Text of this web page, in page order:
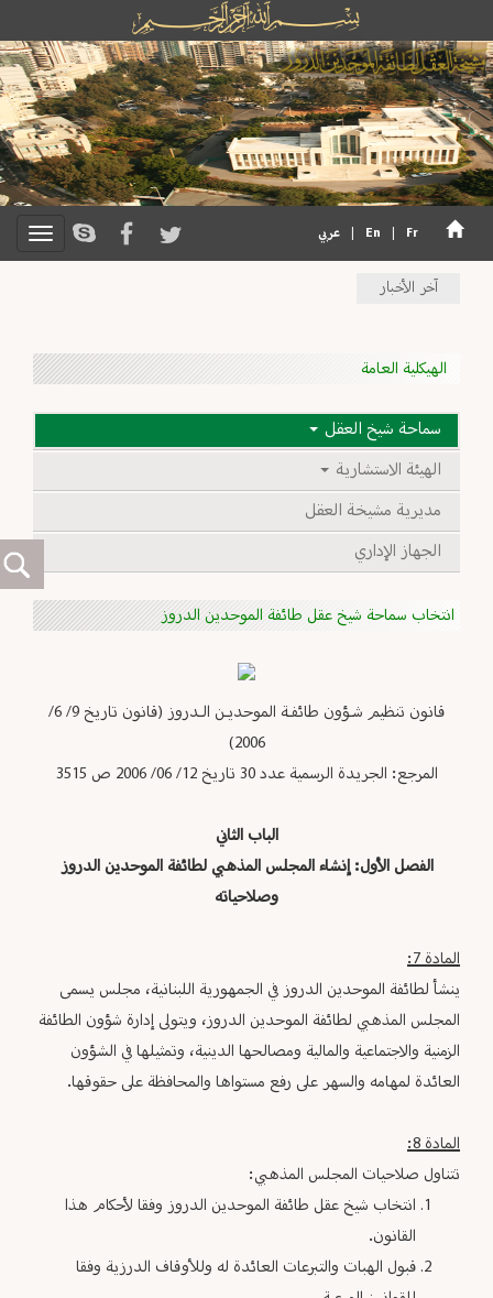
En Fr عربي
آخر الأخبار
الهيكلية العامة
سماحة شيخ العقل
الهيئة الاستشارية
مديرية مشيخة العقل
الجهاز الإداري
انتخاب سماحة شيخ عقل طائفة الموحدين الدروز
قانون تنظيم شـؤون طائفـة الموحديـن الـدروز (قانون تاريخ 9/ 6/
2006)
المرجع: الجريدة الرسمية عدد 30 تاريخ 12/ 06/ 2006 ص 3515
الباب الثاني
الفصل الأول: إنشاء المجلس المذهبي لطائفة الموحدين الدروز
وصلاحياته
المادة 7:
ينشأ لطائفة الموحدين الدروز في الجمهورية اللبنانية، مجلس يسمى
المجلس المذهبي لطائفة الموحدين الدروز، ويتولى إدارة شؤون الطائفة
الزمنية والاجتماعية والمالية ومصالحها الدينية، وتمثيلها في الشؤون
العائدة لمهامه والسهر على رفع مستواها والمحافظة على حقوقها.
المادة 8:
تتناول صلاحيات المجلس المذهبي:
انتخاب شيخ عقل طائفة الموحدين الدروز وفقا لأحكام هذا
القانون.
قبول الهبات والتبرعات العائدة له وللأوقاف الدرزية وفقا